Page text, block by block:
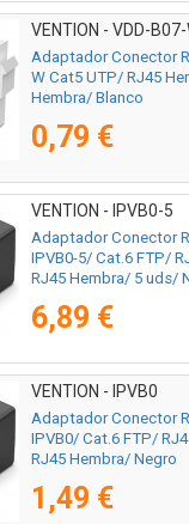
VENTION - VDD-
Adaptador Conector
W Cat5 UTP/ RJ45
Hembra/ Blanco
0,79 €
VENTION - IPVB0-5
Adaptador Conector
IPVB0-5/ Cat.6 FTP/
RJ45 Hembra/ 5 uds/
6,89 €
VENTION - IPVB0
Adaptador Conector
IPVB0/ Cat.6 FTP/
RJ45 Hembra/ Negro
1,49 €